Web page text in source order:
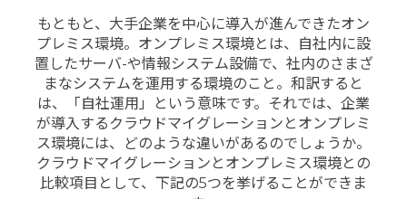
もともと、大手企業を中心に導入が進んできたオン
プレミス環境。オンプレミス環境とは、自社内に設
置したサーバ-や情報システム設備で、社内のさまざ
まなシステムを運用する環境のこと。和訳すると
は、「自社運用」という意味です。それでは、企業
が導入するクラウドマイグレーションとオンプレミ
ス環境には、どのような違いがあるのでしょうか。
クラウドマイグレーションとオンプレミス環境との
比較項目として、下記の5つを挙げることができま